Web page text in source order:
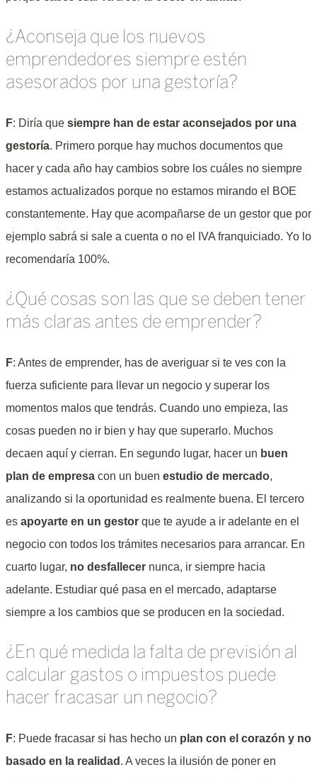
¿Aconseja que los nuevos
emprendedores siempre estén
asesorados por una gestoría?
F: Diría que siempre han de estar aconsejados por una
gestoría. Primero porque hay muchos documentos que
hacer y cada año hay cambios sobre los cuáles no siempre
estamos actualizados porque no estamos mirando el BOE
constantemente. Hay que acompañarse de un gestor que por
ejemplo sabrá si sale a cuenta o no el IVA franquiciado. Yo lo
recomendaría 100%.
¿Qué cosas son las que se deben tener
más claras antes de emprender?
F: Antes de emprender, has de averiguar si te ves con la
fuerza suficiente para llevar un negocio y superar los
momentos malos que tendrás. Cuando uno empieza, las
cosas pueden no ir bien y hay que superarlo. Muchos
decaen aquí y cierran. En segundo lugar, hacer un buen
plan de empresa con un buen estudio de mercado,
analizando si la oportunidad es realmente buena. El tercero
es apoyarte en un gestor que te ayude a ir adelante en el
negocio con todos los trámites necesarios para arrancar. En
cuarto lugar, no desfallecer nunca, ir siempre hacia
adelante. Estudiar qué pasa en el mercado, adaptarse
siempre a los cambios que se producen en la sociedad.
¿En qué medida la falta de previsión al
calcular gastos o impuestos puede
hacer fracasar un negocio?
F: Puede fracasar si has hecho un plan con el corazón y no
basado en la realidad . A veces la ilusión de poner en